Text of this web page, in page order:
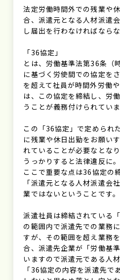
法定労働時間外での残業や
合、派遣元となる人材派遣
し届出を行わなければなら
「36協定」
とは、労働基準法第36条（
に基づく労使間での協定を
を超えて社員が時間外労働
は、この協定を締結し、労
うことが義務付けられていま
この「36協定」で定められ
に残業や休日出勤をお願い
れていることが必要なとなり
うっかりすると法律違反に。
ここで重要な点は36協定の
「派遣元となる人材派遣会
業ではないということです。
派遣社員は締結されている「
の範囲内で派遣先での業務
すが、その範囲を超え業務
合、派遣先企業が「労働基
いますので派遣元である人
「36協定の内容を派遣先で